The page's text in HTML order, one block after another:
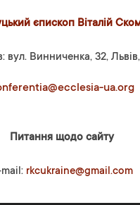
єпископ Віталій
вул. Винниченка, 32,
ua.org
Питання щодо сайту
rkcukraine@gmail.com